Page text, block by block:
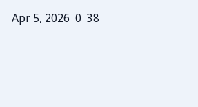
Apr 5, 2026 0 38